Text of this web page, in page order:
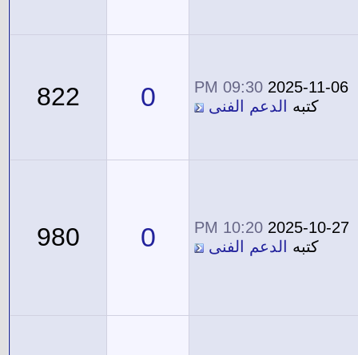
2025-11-06
09:30 PM
كتبه
الدعم الفنى 0
822
2025-10-27
10:20 PM
كتبه
الدعم الفنى 0
980